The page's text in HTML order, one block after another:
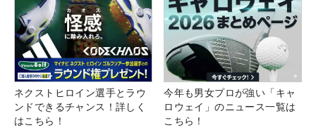
ネクストヒロイン選手とラウ
ンドできるチャンス！詳しく
はこちら！
今年も男女プロが強い「キャ
ロウェイ」のニュース一覧は
こちら！